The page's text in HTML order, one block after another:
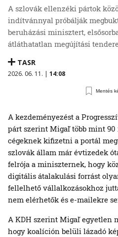
A szlovák ellenzéki pártok
indítvánnyal próbálják
beruházási minisztert,
átláthatatlan megújítási
TASR
2026. 06. 11. | 14:08
Mentés
A kezdeményezést a Progresszív Szlovákia indította el: a
párt szerint Migaľ több mint
cégeknek kifizetni a portál
szlovák állam már évtizedek
felrója a miniszternek, hogy
digitális átalakulási forrást
fellelhető vállalkozásokhoz
nem elérhetők és e-mailekre
A KDH szerint Migaľ egyetlen
hogy koalíción belüli lázadó